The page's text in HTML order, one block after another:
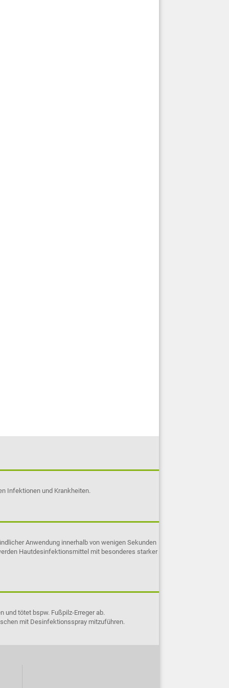
Infektionen und Krankheiten.
Anwendung innerhalb von wenigen Sekunden
Hautdesinfektionsmittel mit besonderes starker
und tötet bspw. Fußpilz-Erreger ab.
mit Desinfektionsspray mitzuführen.